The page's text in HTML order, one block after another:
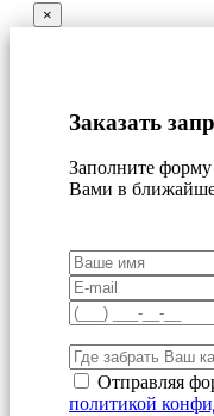
×
Заказать
Заполните
Вами в
Отправляя
политикой